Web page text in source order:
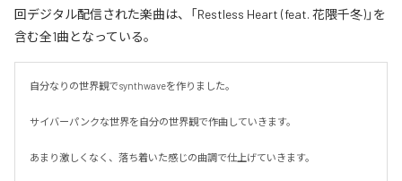
回デジタル配信された楽曲は、「Restless Heart (feat. 花隈千冬)」を
含む全1曲となっている。
自分なりの世界観でsynthwaveを作りました。
サイバーパンクな世界を自分の世界観で作曲していきます。
あまり激しくなく、落ち着いた感じの曲調で仕上げていきます。